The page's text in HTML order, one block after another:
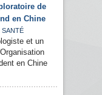
de
en Chine
SANTÉ
et un
en Chine